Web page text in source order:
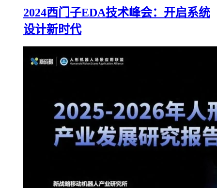
2024西门子EDA技术峰会：开启系统
设计新时代